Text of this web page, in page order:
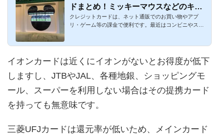
ドまとめ！ミッキーマウスなどのキャ
ラが嬉しい！
クレジットカードは、ネット通販でのお買い物やアプ
リ・ゲーム等の課金で便利です。最近はコンビニやスー
イオンカードは近くにイオンがないとお得度が低下
しますし、JTBやJAL、各種地銀、ショッピングモ
ール、スーパーを利用しない場合はその提携カード
を持っても無意味です。
三菱UFJカードは還元率が低いため、メインカード